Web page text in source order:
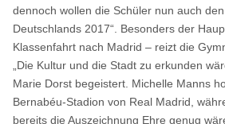
dennoch wollen die Schüler nun auch
Deutschlands 2017“. Besonders der
Klassenfahrt nach Madrid – reizt die
„Die Kultur und die Stadt zu erkunden
Marie Dorst begeistert. Michelle Manns
Bernabéu-Stadion von Real Madrid,
bereits die Auszeichnung Ehre genug